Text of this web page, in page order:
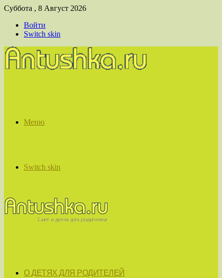
Суббота , 8 Август 2026
Войти
Switch skin
Меню
Switch skin
О ДЕТЯХ ДЛЯ РОДИТЕЛЕЙ